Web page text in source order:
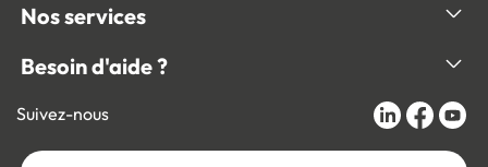
Nos services
Besoin d'aide ?
Suivez-nous